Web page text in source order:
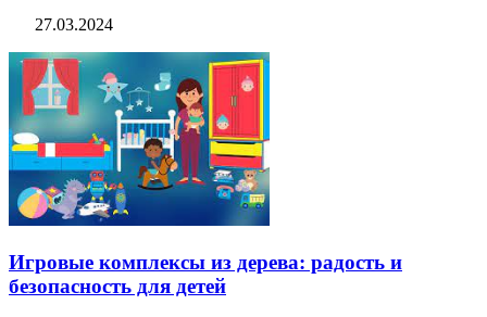
27.03.2024
Игровые комплексы из дерева: радость и
безопасность для детей